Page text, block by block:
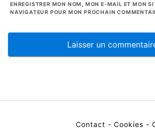
ENREGISTRER MON NOM, MON E-MAIL ET MON
NAVIGATEUR POUR MON PROCHAIN
Contact - Cookies -